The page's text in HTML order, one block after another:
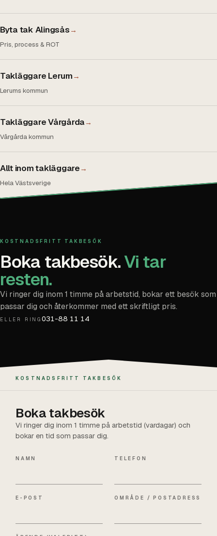
Byta tak Alingsås →
Pris, process & ROT
Takläggare Lerum →
Lerums kommun
Takläggare Vårgårda →
Vårgårda kommun
Allt inom takläggare →
Hela Västsverige
KOSTNADSFRITT TAKBESÖK
Boka takbesök.Vi tar
resten.
Vi ringer dig inom 1 timme på arbetstid, bokar ett besök som
passar dig och återkommer med ett skriftligt pris.
ELLER RING 031-88 11 14
KOSTNADSFRITT TAKBESÖK
Boka takbesök
Vi ringer dig inom 1 timme på arbetstid (vardagar) och
bokar en tid som passar dig.
NAMN TELEFON
E-POST OMRÅDE / POSTADRESS